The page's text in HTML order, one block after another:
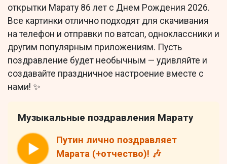
открытки Марату 86 лет с Днем Рождения 2026.
Все картинки отлично подходят для скачивания
на телефон и отправки по ватсап, одноклассники и
другим популярным приложениям. Пусть
поздравление будет необычным — удивляйте и
создавайте праздничное настроение вместе с
нами! ✨
Музыкальные поздравления Марату
Путин лично поздравляет
Марата (+отчество)! 🎶